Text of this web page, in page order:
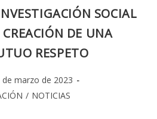
SOCIAL
DE UNA
RESPETO
de marzo de 2023
/ NOTICIAS